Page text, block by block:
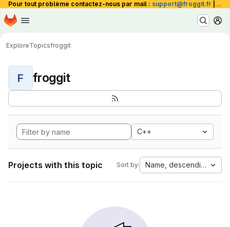
Pour tout problème contactez-nous par mail : support@froggit.fr La
Skip to main content
Homepage
ExploreTopicsfroggit
F froggit
C++
Projects with this topic Sort by: Name, descending